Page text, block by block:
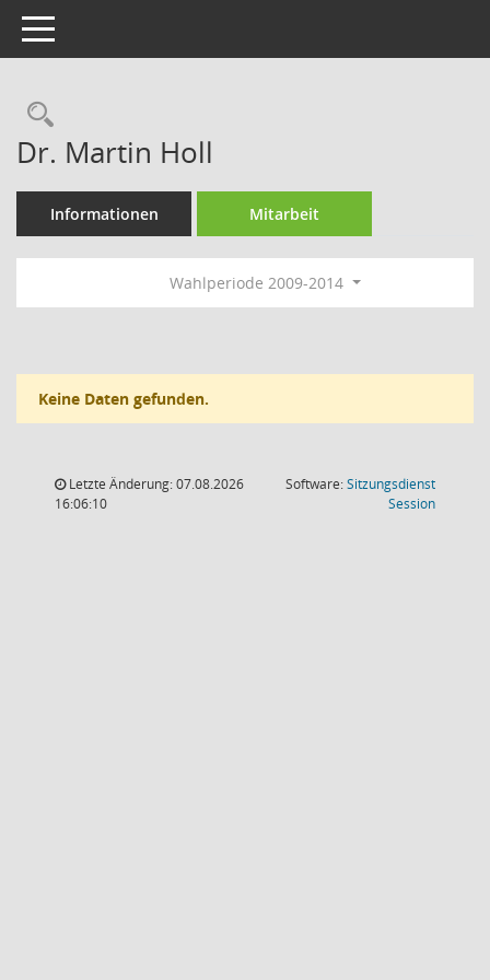
Toggle navigation
Rechercheauswahl
Dr. Martin Holl
Informationen Mitarbeit
Wahlperiode 2009-2014
Keine Daten gefunden.
Letzte Änderung: 07.08.2026
16:06:10
Software:Sitzungsdienst
Session(Wird in